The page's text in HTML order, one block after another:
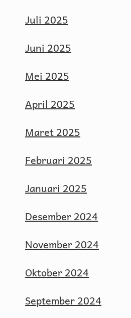
Juli 2025
Juni 2025
Mei 2025
April 2025
Maret 2025
Februari 2025
Januari 2025
Desember 2024
November 2024
Oktober 2024
September 2024